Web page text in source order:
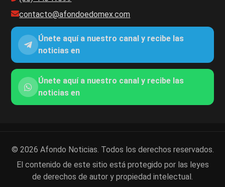
contacto@afondoedomex.com
Únete aquí a nuestro canal y recibe las
noticias en
Únete aquí a nuestro canal y recibe las
noticias en
© 2026 Afondo Noticias. Todos los derechos reservados.
El contenido de este sitio está protegido por las leyes
de derechos de autor y propiedad intelectual.